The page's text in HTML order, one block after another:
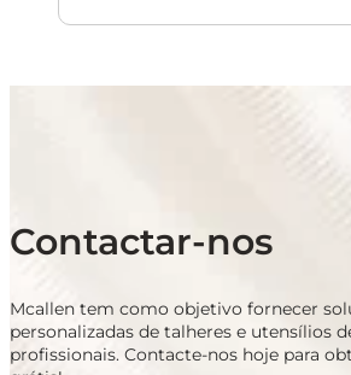
Contactar-nos
Mcallen tem como objetivo fornecer
personalizadas de talheres e utensílios
profissionais. Contacte-nos hoje para